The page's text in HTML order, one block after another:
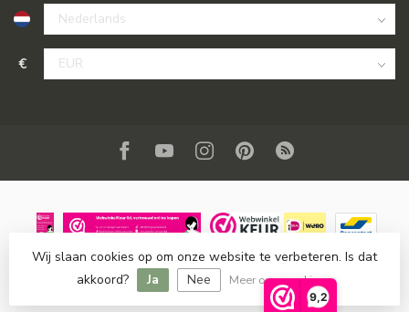
9,2
€
© Copyright 2026 SuperSoldi- Powered byLightspeed-
Lightspeed design
Dyvelopment
Wij slaan cookies op om onze website te verbeteren. Is dat
akkoord?
Ja Nee Meer over cookies »